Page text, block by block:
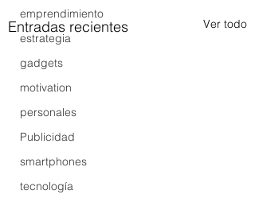
emprendimiento
estrategia
gadgets
motivation
personales
Publicidad
smartphones
tecnología
Entradas recientes Ver todo